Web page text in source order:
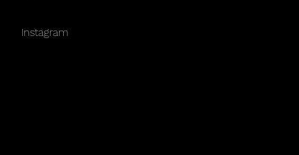
Instagram